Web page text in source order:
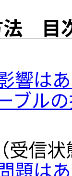
法 目
響は
ブル
受信
題は